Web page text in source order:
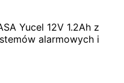
Yucel 12V 1.2Ah z
alarmowych i